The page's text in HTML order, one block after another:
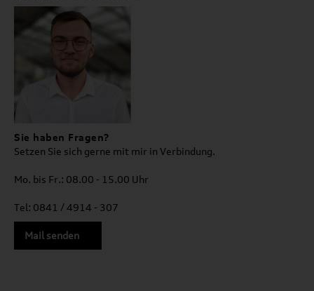
Sie haben Fragen?
Setzen Sie sich gerne mit mir in Verbindung.
Mo. bis Fr.: 08.00 - 15.00 Uhr
Tel: 0841 / 4914 - 307
Mail senden